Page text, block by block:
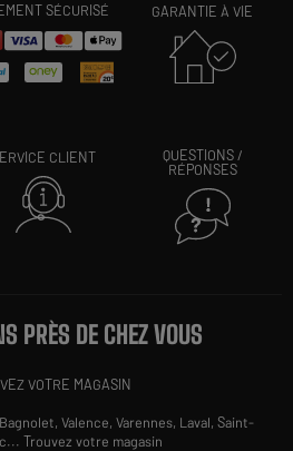
SÉCURISÉ GARANTIE À VIE
CLIENT
QUESTIONS /
RÉPONSES
PRÈS DE CHEZ VOUS
VOTRE MAGASIN
Valence,Varennes, Laval,Saint-
...Trouvez votre magasin